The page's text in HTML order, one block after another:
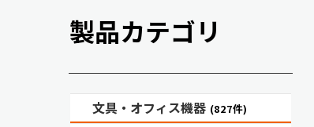
製品カテゴリ
文具・オフィス機器 (827件)